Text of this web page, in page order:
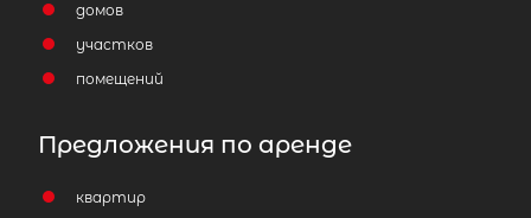
домов
участков
помещений
Предложения по аренде
квартир